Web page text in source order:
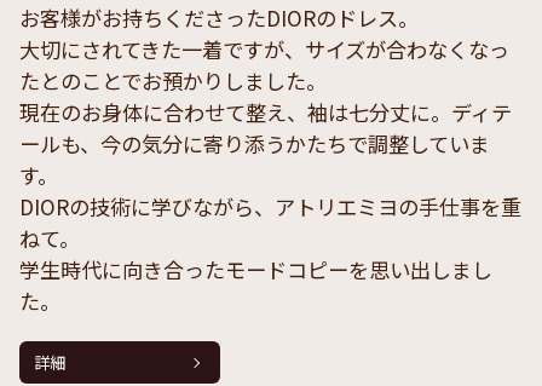
お客様がお持ちくださったDIORのドレス。
大切にされてきた一着ですが、サイズが合わなくなっ
たとのことでお預かりしました。
現在のお身体に合わせて整え、袖は七分丈に。ディテ
ールも、今の気分に寄り添うかたちで調整していま
す。
DIORの技術に学びながら、アトリエミヨの手仕事を重
ねて。
学生時代に向き合ったモードコピーを思い出しまし
た。
詳細